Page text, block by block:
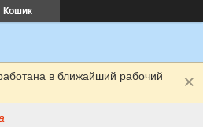
Кошик
в ближайший рабочий